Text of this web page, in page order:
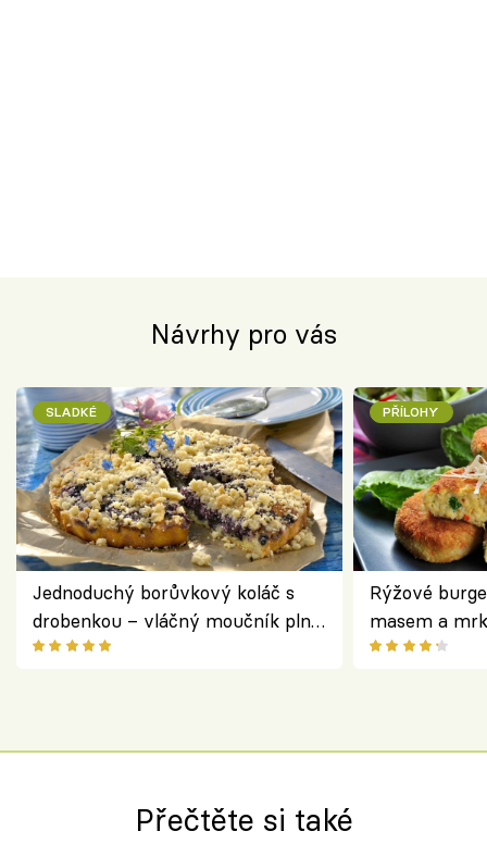
Návrhy pro vás
SLADKÉ
Jednoduchý borůvkový koláč s
drobenkou – vláčný moučník plný
ovoce
PŘÍLOHY
Rýžové
masem a
salátem –
Přečtěte si také